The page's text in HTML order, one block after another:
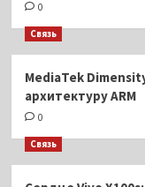
0
Связь
MediaTek
архитектуру ARM
0
Связь